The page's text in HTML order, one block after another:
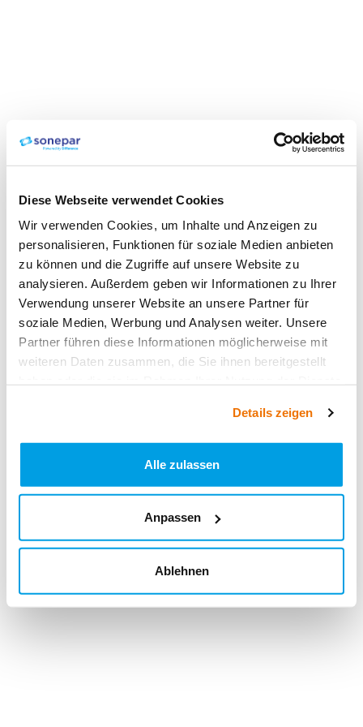
Diese Webseite verwendet Cookies
Wir verwenden Cookies, um Inhalte und Anzeigen zu
personalisieren, Funktionen für soziale Medien anbieten
zu können und die Zugriffe auf unsere Website zu
analysieren. Außerdem geben wir Informationen zu Ihrer
Verwendung unserer Website an unsere Partner für
soziale Medien, Werbung und Analysen weiter. Unsere
Partner führen diese Informationen möglicherweise mit
weiteren Daten zusammen, die Sie ihnen bereitgestellt
Details zeigen
Alle zulassen
Anpassen
Ablehnen